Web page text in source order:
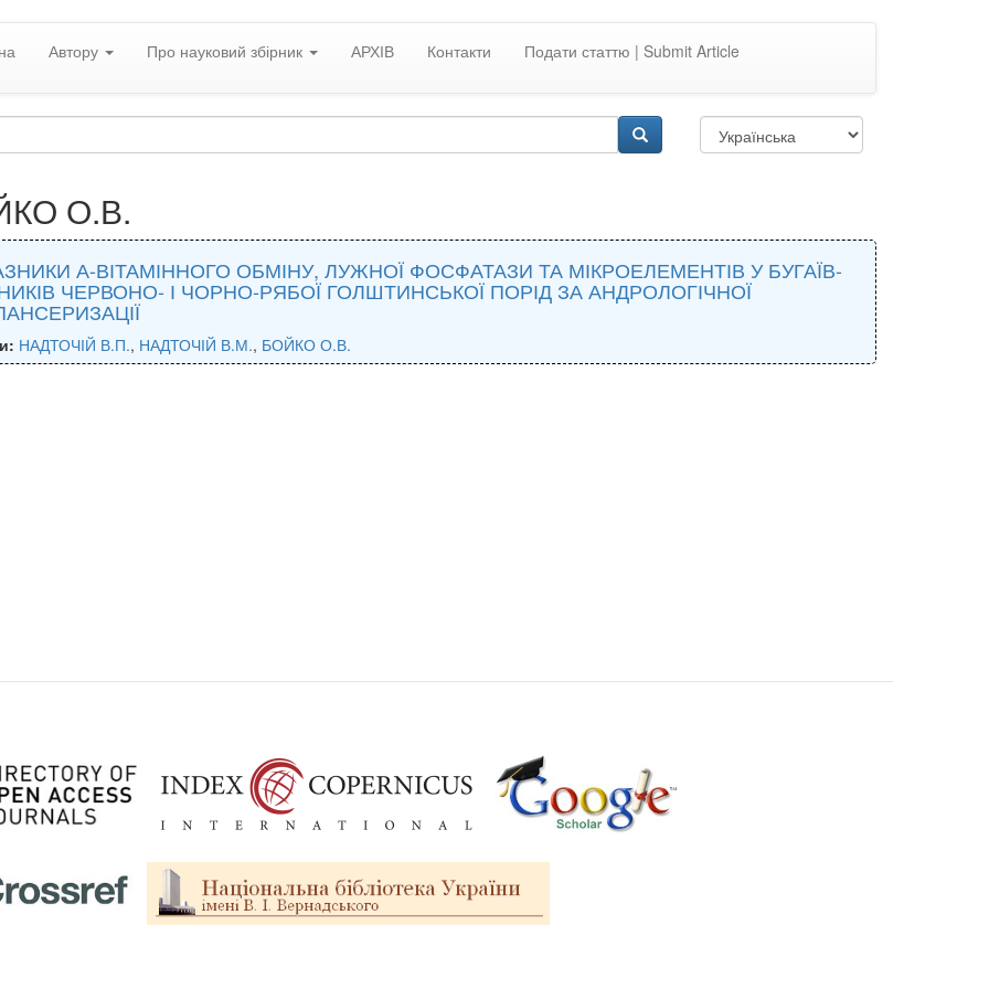
Автору Про науковий збірник АРХІВ Контакти Подати статтю | Submit Article
О.В.
А-ВІТАМІННОГО ОБМІНУ, ЛУЖНОЇ ФОСФАТАЗИ ТА МІКРОЕЛЕМЕНТІВ У БУГАЇВ-
ЧЕРВОНО- І ЧОРНО-РЯБОЇ ГОЛШТИНСЬКОЇ ПОРІД ЗА АНДРОЛОГІЧНОЇ
НАДТОЧІЙ В.П., НАДТОЧІЙ В.М., БОЙКО О.В.